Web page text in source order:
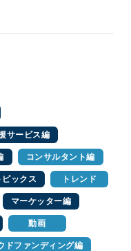
サービス編
コンサルタント編
ピックス トレンド
マーケッター編
動画
ドファンディング編